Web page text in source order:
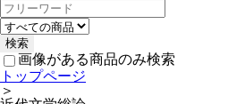
画像がある商品のみ検索
トップページ
＞